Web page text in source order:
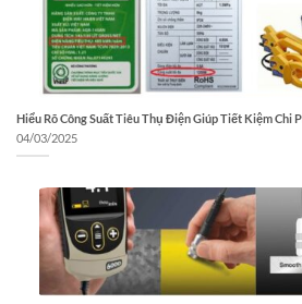
Hiểu Rõ Công Suất Tiêu Thụ Điện Giúp Tiết Kiệm Chi
04/03/2025